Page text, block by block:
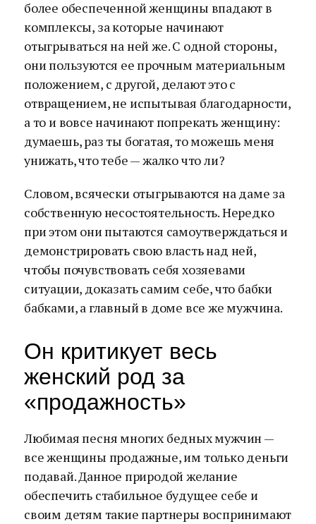
более обеспеченной женщины впадают в
комплексы, за которые начинают
отыгрываться на ней же. С одной стороны,
они пользуются ее прочным материальным
положением, с другой, делают это с
отвращением, не испытывая благодарности,
а то и вовсе начинают попрекать женщину:
думаешь, раз ты богатая, то можешь меня
унижать, что тебе — жалко что ли?
Словом, всячески отыгрываются на даме за
собственную несостоятельность. Нередко
при этом они пытаются самоутверждаться и
демонстрировать свою власть над ней,
чтобы почувствовать себя хозяевами
ситуации, доказать самим себе, что бабки
бабками, а главный в доме все же мужчина.
Он критикует весь
женский род за
«продажность»
Любимая песня многих бедных мужчин —
все женщины продажные, им только деньги
подавай. Данное природой желание
обеспечить стабильное будущее себе и
своим детям такие партнеры воспринимают